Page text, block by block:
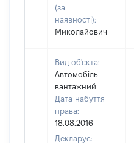
(за
наявності):
Миколайович
Вид об'єкта:
Автомобіль
вантажний
Дата набуття
права:
18.08.2016
Декларує: